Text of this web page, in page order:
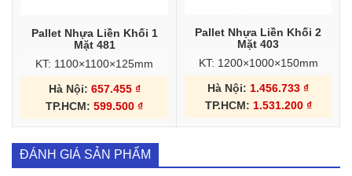
Pallet Nhựa Liền Khối 1
Mặt 481
KT: 1100×1100×125mm
Hà Nội: 657.455 ₫
TP.HCM: 599.500 ₫
Pallet Nhựa Liền Khối 2
Mặt 403
KT: 1200×1000×150mm
Hà Nội: 1.456.733 ₫
TP.HCM: 1.531.200 ₫
ĐÁNH GIÁ SẢN PHẨM